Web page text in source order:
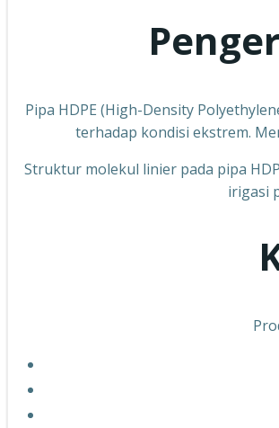
Pipa HDPE (High-Density
terhadap kondisi ekstrem.
Struktur molekul linier pada pipa
irigasi